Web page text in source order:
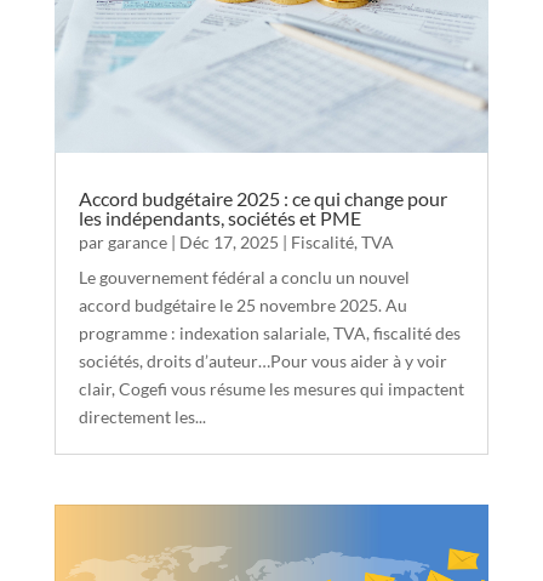
Accord budgétaire 2025 : ce qui change pour
les indépendants, sociétés et PME
pargarance| Déc 17, 2025 | Fiscalité, TVA
Le gouvernement fédéral a conclu un nouvel
accord budgétaire le 25 novembre 2025. Au
programme : indexation salariale, TVA, fiscalité des
sociétés, droits d’auteur…Pour vous aider à y voir
clair, Cogefi vous résume les mesures qui impactent
directement les...